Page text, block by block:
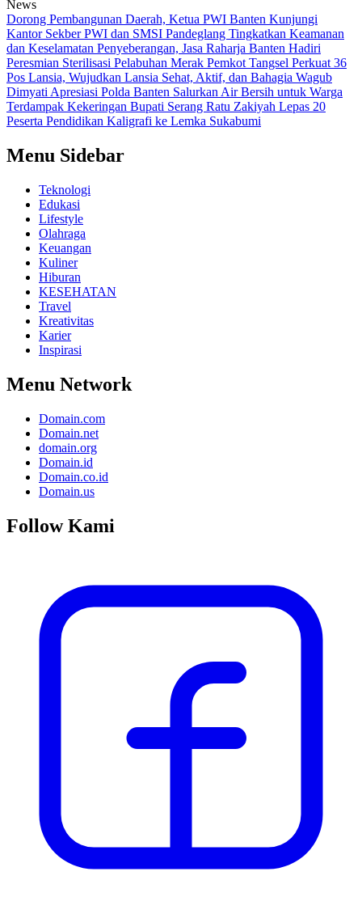
News
Dorong Pembangunan Daerah, Ketua PWI Banten Kunjungi
Kantor Sekber PWI dan SMSI Pandeglang Tingkatkan Keamanan
dan Keselamatan Penyeberangan, Jasa Raharja Banten Hadiri
Peresmian Sterilisasi Pelabuhan Merak Pemkot Tangsel Perkuat 36
Pos Lansia, Wujudkan Lansia Sehat, Aktif, dan Bahagia Wagub
Dimyati Apresiasi Polda Banten Salurkan Air Bersih untuk Warga
Terdampak Kekeringan Bupati Serang Ratu Zakiyah Lepas 20
Peserta Pendidikan Kaligrafi ke Lemka Sukabumi
Menu Sidebar
Teknologi
Edukasi
Lifestyle
Olahraga
Keuangan
Kuliner
Hiburan
KESEHATAN
Travel
Kreativitas
Karier
Inspirasi
Menu Network
Domain.com
Domain.net
domain.org
Domain.id
Domain.co.id
Domain.us
Follow Kami